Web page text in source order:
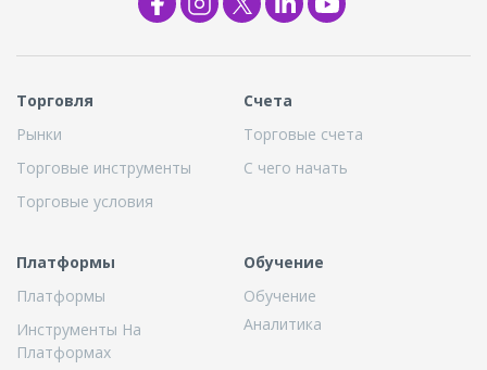
Торговля
Рынки
Торговые инструменты
Торговые условия
Cчета
Торговые счета
С чего начать
Платформы
Платформы
Инструменты На
Платформах
Обучение
Обучение
Аналитика